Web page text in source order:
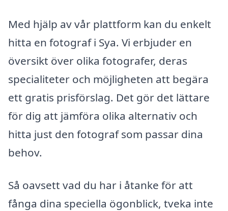
Med hjälp av vår plattform kan du enkelt
hitta en fotograf i Sya. Vi erbjuder en
översikt över olika fotografer, deras
specialiteter och möjligheten att begära
ett gratis prisförslag. Det gör det lättare
för dig att jämföra olika alternativ och
hitta just den fotograf som passar dina
behov.
Så oavsett vad du har i åtanke för att
fånga dina speciella ögonblick, tveka inte